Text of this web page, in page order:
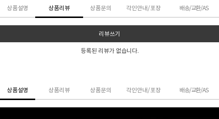
상품설명 상품리뷰 상품문의 각인안내/포장 배송/교환/AS
리뷰쓰기
등록된 리뷰가 없습니다.
상품설명 상품리뷰 상품문의 각인안내/포장 배송/교환/AS